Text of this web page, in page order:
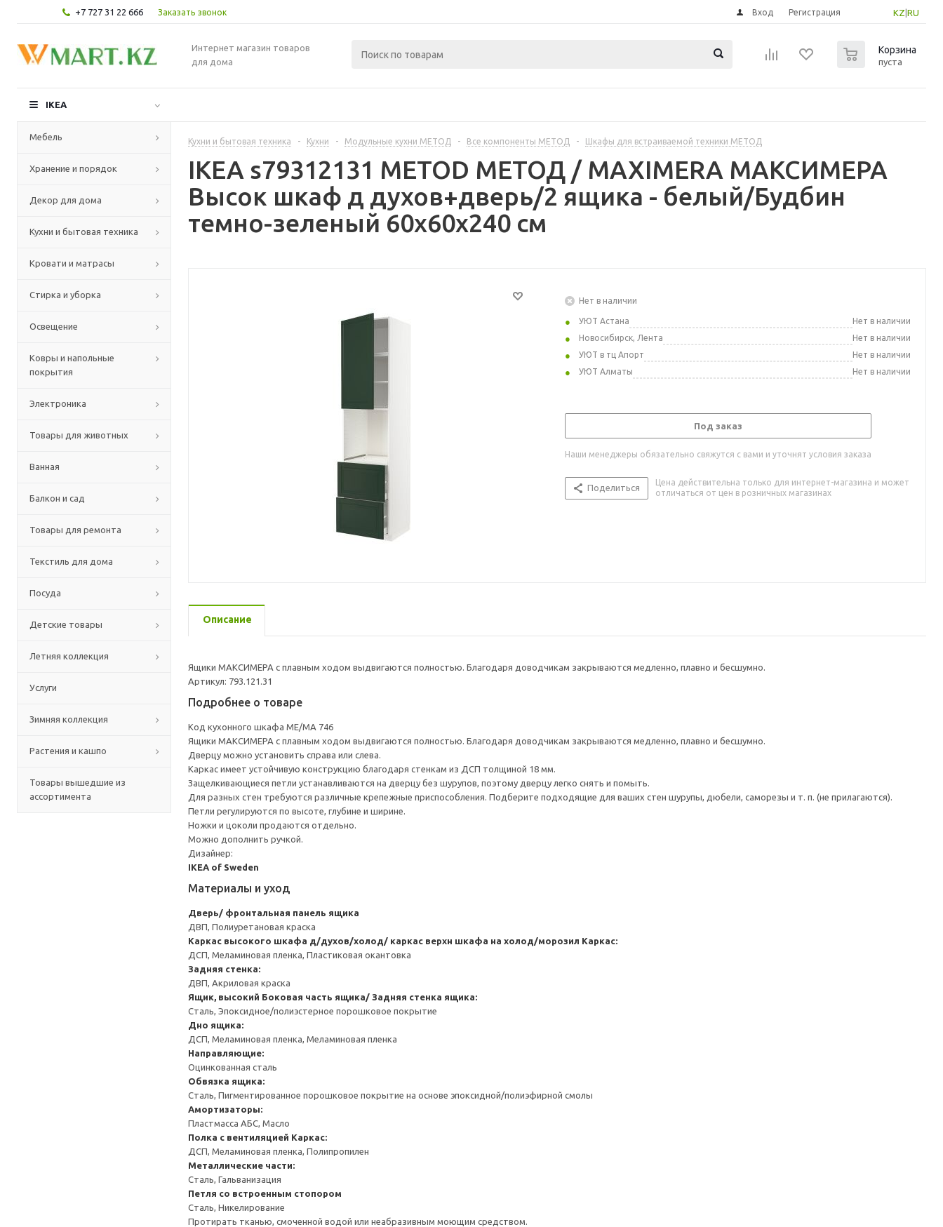
+7 727 31 22 666 Заказать звонок KZ RU
Вход Регистрация
Интернет магазин товаров
для дома
Корзина
пуста
IKEA
Мебель
Хранение и порядок
Декор для дома
Кухни и бытовая техника
Кровати и матрасы
Стирка и уборка
Освещение
Ковры и напольные
покрытия
Электроника
Товары для животных
Ванная
Балкон и сад
Товары для ремонта
Текстиль для дома
Посуда
Детские товары
Летняя коллекция
Услуги
Зимняя коллекция
Растения и кашпо
Товары вышедшие из
ассортимента
Кухни и бытовая техника - Кухни - Модульные кухни МЕТОД - Все компоненты МЕТОД - Шкафы для встраиваемой техники МЕТОД
IKEA s79312131 METOD МЕТОД / MAXIMERA МАКСИМЕРА
Высок шкаф д духов+дверь/2 ящика - белый/Будбин
темно-зеленый 60x60x240 см
Нет в наличии
УЮТ Астана
Нет в наличии
Новосибирск, Лента
Нет в наличии
УЮТ в тц Апорт
Нет в наличии
УЮТ Алматы
Нет в наличии
Под заказ
Наши менеджеры обязательно свяжутся с вами и уточнят условия заказа
Поделиться
Цена действительна только для интернет-магазина и может
отличаться от цен в розничных магазинах
Описание
Ящики МАКСИМЕРА с плавным ходом выдвигаются полностью. Благодаря доводчикам закрываются медленно, плавно и бесшумно.
Артикул: 793.121.31
Подробнее о товаре
Код кухонного шкафа ME/MA 746
Ящики МАКСИМЕРА с плавным ходом выдвигаются полностью. Благодаря доводчикам закрываются медленно, плавно и бесшумно.
Дверцу можно установить справа или слева.
Каркас имеет устойчивую конструкцию благодаря стенкам из ДСП толщиной 18 мм.
Защелкивающиеся петли устанавливаются на дверцу без шурупов, поэтому дверцу легко снять и помыть.
Для разных стен требуются различные крепежные приспособления. Подберите подходящие для ваших стен шурупы, дюбели, саморезы и т. п. (не прилагаются).
Петли регулируются по высоте, глубине и ширине.
Ножки и цоколи продаются отдельно.
Можно дополнить ручкой.
Дизайнер:
IKEA of Sweden
Материалы и уход
Дверь/ фронтальная панель ящика
ДВП, Полиуретановая краска
Каркас высокого шкафа д/духов/холод/ каркас верхн шкафа на холод/морозил Каркас:
ДСП, Меламиновая пленка, Пластиковая окантовка
Задняя стенка:
ДВП, Акриловая краска
Ящик, высокий Боковая часть ящика/ Задняя стенка ящика:
Сталь, Эпоксидное/полиэстерное порошковое покрытие
Дно ящика:
ДСП, Меламиновая пленка, Меламиновая пленка
Направляющие:
Оцинкованная сталь
Обвязка ящика:
Сталь, Пигментированное порошковое покрытие на основе эпоксидной/полиэфирной смолы
Амортизаторы:
Пластмасса АБС, Масло
Полка с вентиляцией Каркас:
ДСП, Меламиновая пленка, Полипропилен
Металлические части:
Сталь, Гальванизация
Петля со встроенным стопором
Сталь, Никелирование
Протирать тканью, смоченной водой или неабразивным моющим средством.